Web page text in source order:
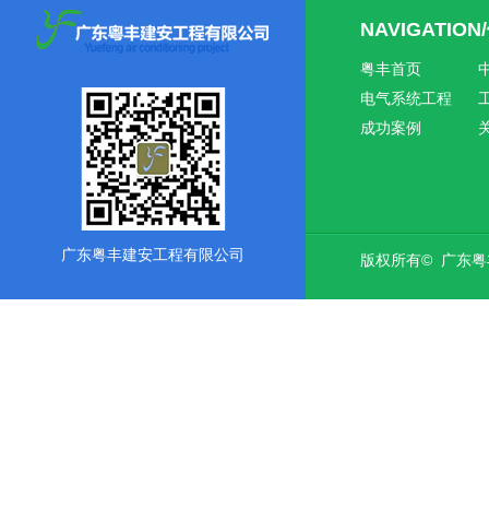
广东粤丰建安工程有限公司
粤丰首页
电气系统工程
成功案例
版权所有© 广东